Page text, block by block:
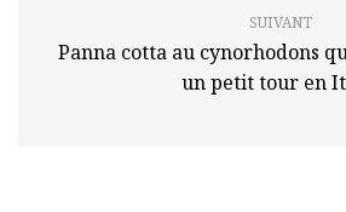
SUIVANT
Panna cotta au cynorhodons
un petit tour en